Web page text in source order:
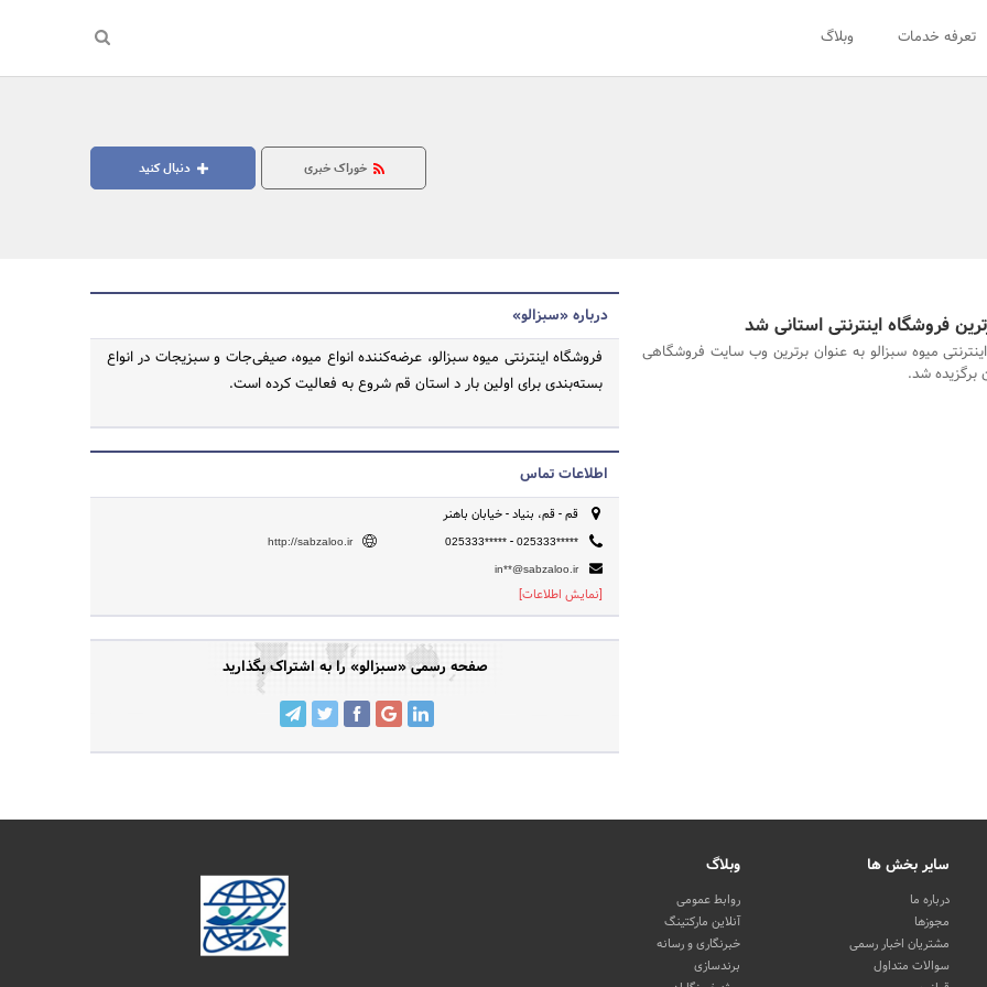
تعرفه خدمات وبلاگ
جستجو
دنبال کنید خوراک خبری
فروشگاه اینترنتی استانی شد
میوه سبزالو به عنوان برترین وب سایت فروشگاهی
برگزیده شد.
درباره «سبزالو»
فروشگاه اینترنتی میوه سبزالو، عرضه‌کننده انواع میوه، صیفی‌جات و سبزیجات در انواع
بسته‌بندی برای اولین بار د استان قم شروع به فعالیت کرده است.
اطلاعات تماس
قم - قم، بنیاد - خیابان باهنر
025333***** - 025333*****
http://sabzaloo.ir
in**@sabzaloo.ir
[نمایش اطلاعات]
صفحه رسمی «سبزالو» را به اشتراک بگذارید
سایر بخش ها
درباره ما
مجوزها
مشتریان اخبار رسمی
سوالات متداول
وبلاگ
روابط عمومی
آنلاین مارکتینگ
خبرنگاری و رسانه
برندسازی